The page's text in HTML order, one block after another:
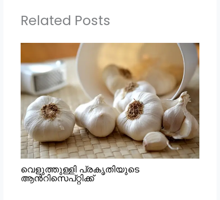
Related Posts
വെളുത്തുള്ളി പ്രകൃതിയുടെ
ആൻറിസെപ്റ്റിക്ക്